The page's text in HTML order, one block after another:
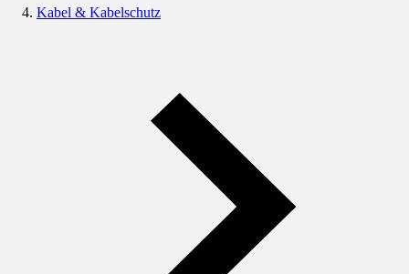
Kabel & Kabelschutz